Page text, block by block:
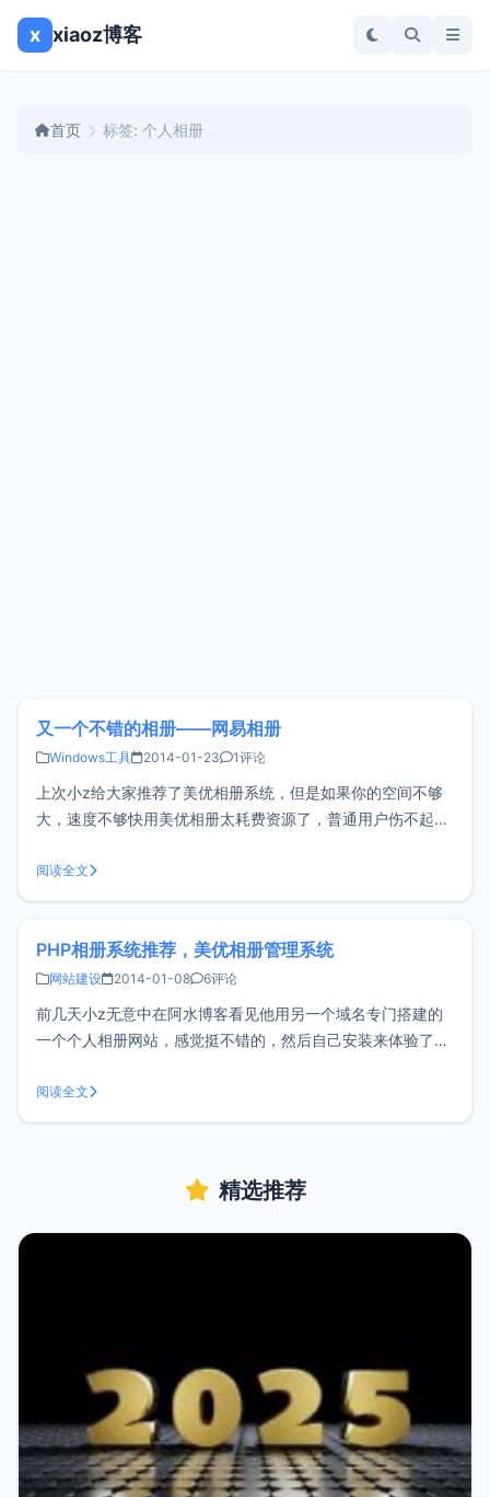
x xiaoz博客
首页 标签: 个人相册
又一个不错的相册——网易相册
Windows工具 2014-01-23 1评论
上次小z给大家推荐了美优相册系统，但是如果你的空间不够
大，速度不够快用美优相册太耗费资源了，普通用户伤不起
册是网易公司开发并推出的一项网络服务，国内最大、知名度
最高的免费网络相册。<br/ > 特色：1、不限总量空间:免费提
阅读全文
PHP相册系统推荐，美优相册管理系统
网站建设 2014-01-08 6评论
前几天小z无意中在阿水博客看见他用另一个域名专门搭建的
一个个人相册网站，感觉挺不错的，然后自己安装来体验了一
间磁盘够大，速度够快，要不然可能影响打开速度和耗费资
源。如果只是想折腾体验一下可以用二级域名来尝试。目前还
阅读全文
精选推荐